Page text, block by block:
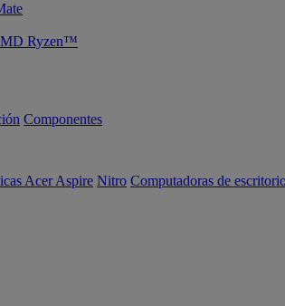
Ryzen™
Componentes
Acer Aspire Nitro Computadoras de